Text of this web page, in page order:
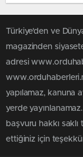
yargılardan
Türkiye'den ve
magazinden
adresi
yapılamaz, kanuna
yerde
başvuru hakkı
ettiğiniz için